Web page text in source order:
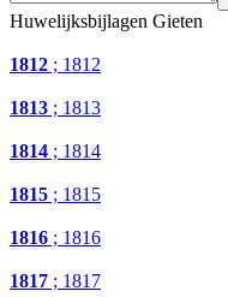
Huwelijksbijlagen Gieten
1812 ; 1812
1813 ; 1813
1814 ; 1814
1815 ; 1815
1816 ; 1816
1817 ; 1817